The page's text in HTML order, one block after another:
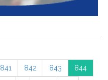
841 842 843 844